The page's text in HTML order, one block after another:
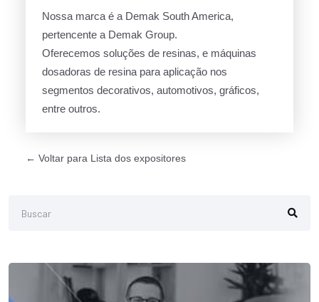
Nossa marca é a Demak South America,
pertencente a Demak Group.
Oferecemos soluções de resinas, e máquinas
dosadoras de resina para aplicação nos
segmentos decorativos, automotivos, gráficos,
entre outros.
← Voltar para Lista dos expositores